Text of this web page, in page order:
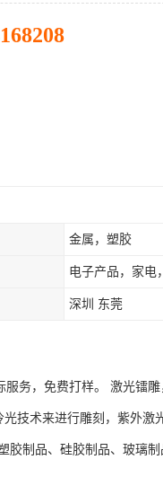
金属，塑胶
电子产品，家电
深圳 东莞
务，免费打样。 激光镭
技术来进行雕刻，紫外激
制品、硅胶制品、玻璃